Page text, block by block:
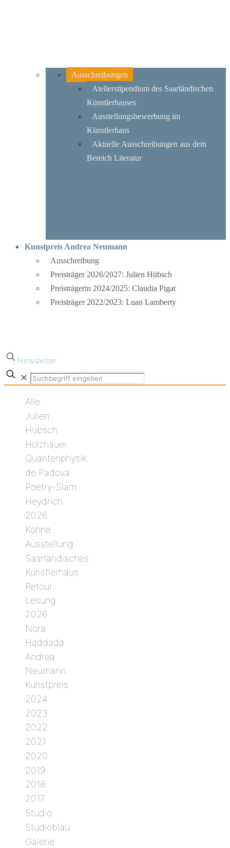
Ausschreibungen
Atelierstipendium des Saarländischen
Künstlerhauses
Ausstellungsbewerbung im
Künstlerhaus
Aktuelle Ausschreibungen aus dem
Bereich Literatur
Kunstpreis Andrea Neumann
Ausschreibung
Preisträger 2026/2027: Julien Hübsch
Preisträgerin 2024/2025: Claudia Pigat
Preisträger 2022/2023: Luan Lamberty
Newsletter
✕
Alle
Julien
Hübsch
Holzhauer
Quantenphysik
de Padova
Poetry-Slam
Heydrich
2026
Köhne
Ausstellung
Saarländisches
Künstlerhaus
Retour
Lesung
2026
Nora
Haddada
Andrea
Neumann
Kunstpreis
2024
2023
2022
2021
2020
2019
2018
2017
Studio
Studioblau
Galerie